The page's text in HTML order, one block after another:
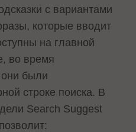
с вариантами
которые вводит
на главной
во время
они были
строке поиска. В
Search Suggest